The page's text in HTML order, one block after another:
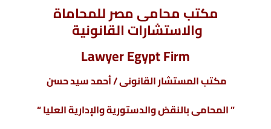
مكتب محامى مصر للمحاماة
والاستشارات القانونية
Lawyer Egypt Firm
مكتب المستشار القانونى / أحمد سيد حسن
” المحامى بالنقض والدستورية والإدارية العليا “